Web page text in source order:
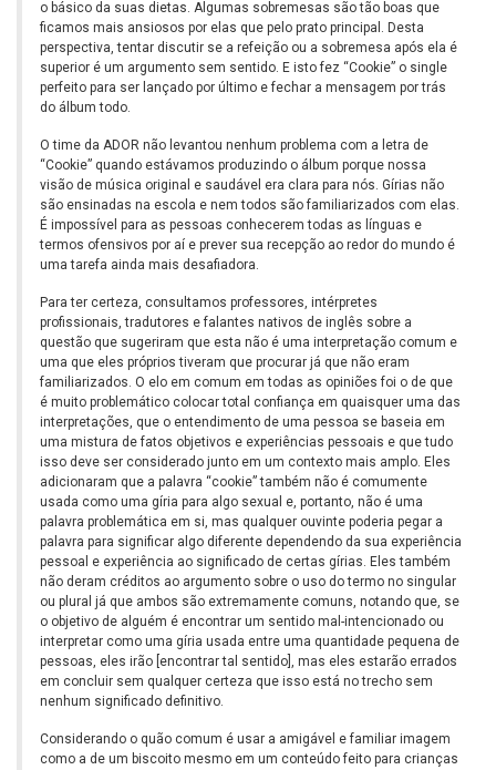
o básico da suas dietas. Algumas sobremesas são tão boas que
ficamos mais ansiosos por elas que pelo prato principal. Desta
perspectiva, tentar discutir se a refeição ou a sobremesa após ela é
superior é um argumento sem sentido. E isto fez “Cookie” o single
perfeito para ser lançado por último e fechar a mensagem por trás
do álbum todo.
O time da ADOR não levantou nenhum problema com a letra de
“Cookie” quando estávamos produzindo o álbum porque nossa
visão de música original e saudável era clara para nós. Gírias não
são ensinadas na escola e nem todos são familiarizados com elas.
É impossível para as pessoas conhecerem todas as línguas e
termos ofensivos por aí e prever sua recepção ao redor do mundo é
uma tarefa ainda mais desafiadora.
Para ter certeza, consultamos professores, intérpretes
profissionais, tradutores e falantes nativos de inglês sobre a
questão que sugeriram que esta não é uma interpretação comum e
uma que eles próprios tiveram que procurar já que não eram
familiarizados. O elo em comum em todas as opiniões foi o de que
é muito problemático colocar total confiança em quaisquer uma das
interpretações, que o entendimento de uma pessoa se baseia em
uma mistura de fatos objetivos e experiências pessoais e que tudo
isso deve ser considerado junto em um contexto mais amplo. Eles
adicionaram que a palavra “cookie” também não é comumente
usada como uma gíria para algo sexual e, portanto, não é uma
palavra problemática em si, mas qualquer ouvinte poderia pegar a
palavra para significar algo diferente dependendo da sua experiência
pessoal e experiência ao significado de certas gírias. Eles também
não deram créditos ao argumento sobre o uso do termo no singular
ou plural já que ambos são extremamente comuns, notando que, se
o objetivo de alguém é encontrar um sentido mal-intencionado ou
interpretar como uma gíria usada entre uma quantidade pequena de
pessoas, eles irão [encontrar tal sentido], mas eles estarão errados
em concluir sem qualquer certeza que isso está no trecho sem
nenhum significado definitivo.
Considerando o quão comum é usar a amigável e familiar imagem
como a de um biscoito mesmo em um conteúdo feito para crianças